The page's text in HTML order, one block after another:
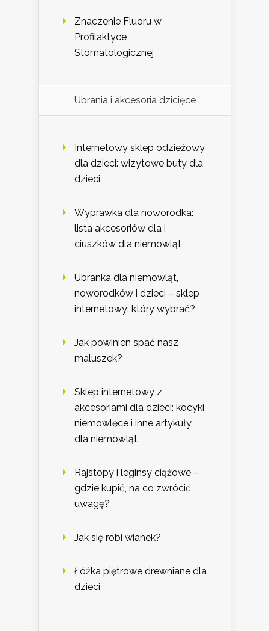
Znaczenie Fluoru w
Profilaktyce
Stomatologicznej
Ubrania i akcesoria dzicięce
Internetowy sklep odzieżowy
dla dzieci: wizytowe buty dla
dzieci
Wyprawka dla noworodka:
lista akcesoriów dla i
ciuszków dla niemowląt
Ubranka dla niemowląt,
noworodków i dzieci – sklep
internetowy: który wybrać?
Jak powinien spać nasz
maluszek?
Sklep internetowy z
akcesoriami dla dzieci: kocyki
niemowlęce i inne artykuły
dla niemowląt
Rajstopy i leginsy ciążowe –
gdzie kupić, na co zwrócić
uwagę?
Jak się robi wianek?
Łóżka piętrowe drewniane dla
dzieci